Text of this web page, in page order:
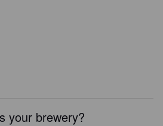
your brewery?